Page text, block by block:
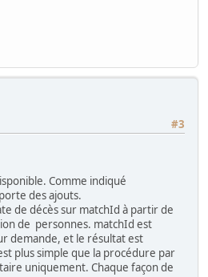
#3
Comme indiqué
des ajouts.
de décès sur matchId à partir de
de personnes. matchId est
demande, et le résultat est
plus simple que la procédure par
uniquement. Chaque façon de